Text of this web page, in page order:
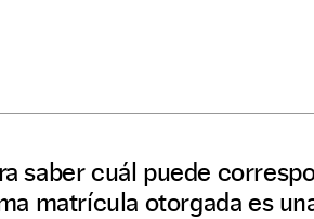
saber cuál puede
matrícula otorgada es